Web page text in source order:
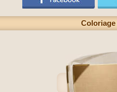
Coloriage